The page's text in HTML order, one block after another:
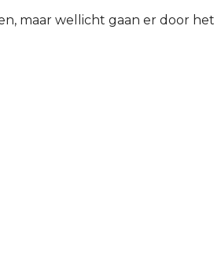
maar wellicht gaan er door het